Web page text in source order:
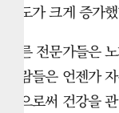
농도가 크게 증가
다른 전문가들은
사람들은 언젠가
함으로써 건강을